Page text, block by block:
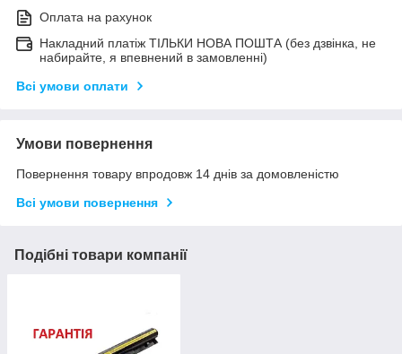
Оплата на рахунок
Накладний платіж ТІЛЬКИ НОВА ПОШТА (без дзвінка, не
набирайте, я впевнений в замовленні)
Всі умови оплати
Умови повернення
Повернення товару впродовж 14 днів за домовленістю
Всі умови повернення
Подібні товари компанії